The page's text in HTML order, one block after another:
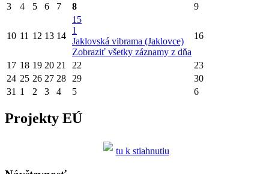
3
4 5 6 7 8 9
10 11 12 13 14
15
1
Jaklovská vibrama (Jaklovce)
Zobraziť všetky záznamy z dňa
16
17 18 19 20 21 22
23
24 25 26 27 28 29
30
31 1 2 3 4 5 6
Projekty EÚ
tu k stiahnutiu